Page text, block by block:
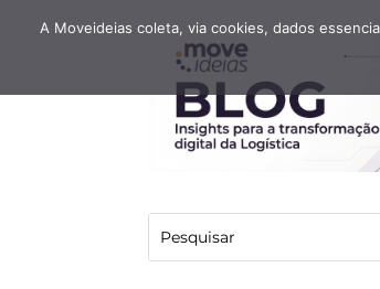
A Moveideias coleta, via cookies, dados